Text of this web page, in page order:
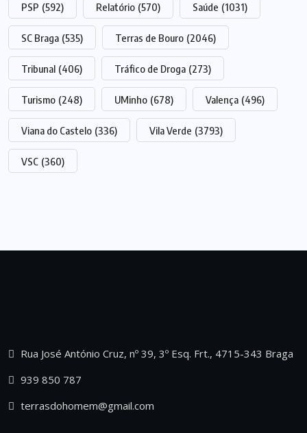
PSP (592) Relatório (570) Saúde (1031)
SC Braga (535) Terras de Bouro (2046)
Tribunal (406) Tráfico de Droga (273)
Turismo (248) UMinho (678) Valença (496)
Viana do Castelo (336) Vila Verde (3793)
VSC (360)
Rua José António Cruz, nº 39, 3º Esq. Frt., 4715-343 Braga
939 850 787
terrasdohomem@gmail.com